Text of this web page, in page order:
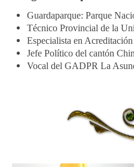
Guardaparque: Parque
Técnico Provincial de la
Especialista en
Jefe Político del cantón
Vocal del GADPR La